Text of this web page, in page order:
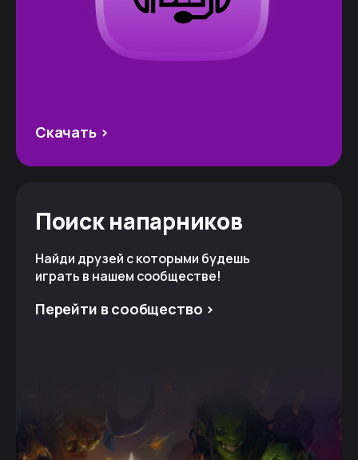
Скачать >
Поиск напарников
Найди друзей с которыми будешь
играть в нашем сообществе!
Перейти в сообщество >